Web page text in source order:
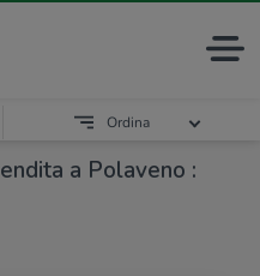
a Polaveno :
Ordina